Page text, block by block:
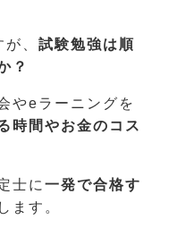
、 試験勉強は順
？
やeラーニングを
時間やお金のコス
士に 一発で合格す
ます。